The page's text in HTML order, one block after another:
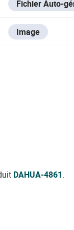
Fichier Auto-
Image
DAHUA-4861.